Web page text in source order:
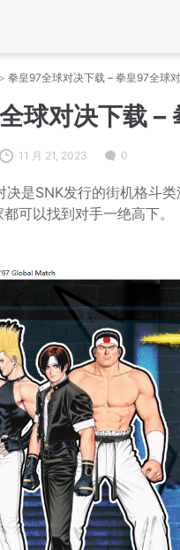
> 拳皇97全球对决下载 – 拳皇97全球
球对决下载 –
11 月 21, 2023 0
决是SNK发行的街机格斗
可以找到对手一绝高下。